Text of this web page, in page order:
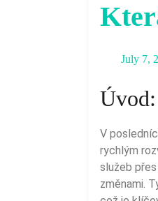
July 7,
V
rychlým
služeb
změnami.